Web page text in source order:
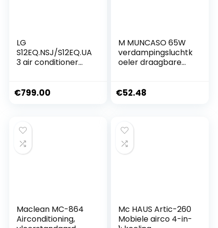
LG
S12EQ.NSJ/S12EQ.UA
3 air conditioner
€799.00
M MUNCASO 65W
verdampingsluchtk
oeler draagbare
luchtstroom met 3
afstandsbediening
airconditioner
koelventilator voor
€52.48
Maclean MC-864
Airconditioning,
Mc HAUS Artic-260
Mobiele airco 4-in-